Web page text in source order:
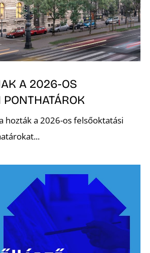
A 2026-OS
PONTHATÁROK
hozták a 2026-os felsőoktatási